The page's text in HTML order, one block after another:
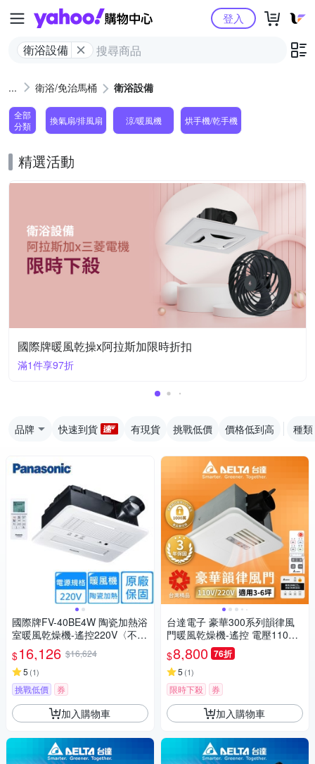
Yahoo購物中心
衛浴設備
登入
衛浴/免治馬桶 衛浴設備
全部
分類
換氣扇/排風扇 涼/暖風機 烘手機/乾手機
精選活動
國際牌暖風乾操x阿拉斯加限時折扣
滿1件享97折
品牌 快速到貨 有現貨 挑戰低價 價格低到高 種類
國際牌FV-40BE4W 陶瓷加熱浴
室暖風乾燥機-遙控220V〈不含
安裝〉
$16,126 $16,624
5 (1)
挑戰低價 券
加入購物車
台達電子 豪華300系列韻律風
門暖風乾燥機-遙控 電壓110V/2
20V VHB30ACMRT-A/VHB30B
CMRT-A/VHB30ACMT-AD/VH
B30BCMT-AD
$8,800 76折
5 (1)
限時下殺 券
加入購物車